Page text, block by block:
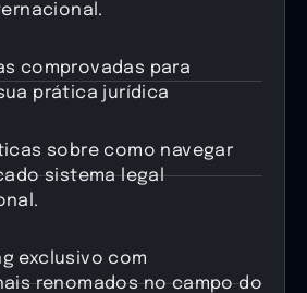
comprovadas para
prática jurídica
sobre como navegar
sistema legal
exclusivo com
renomados no campo do